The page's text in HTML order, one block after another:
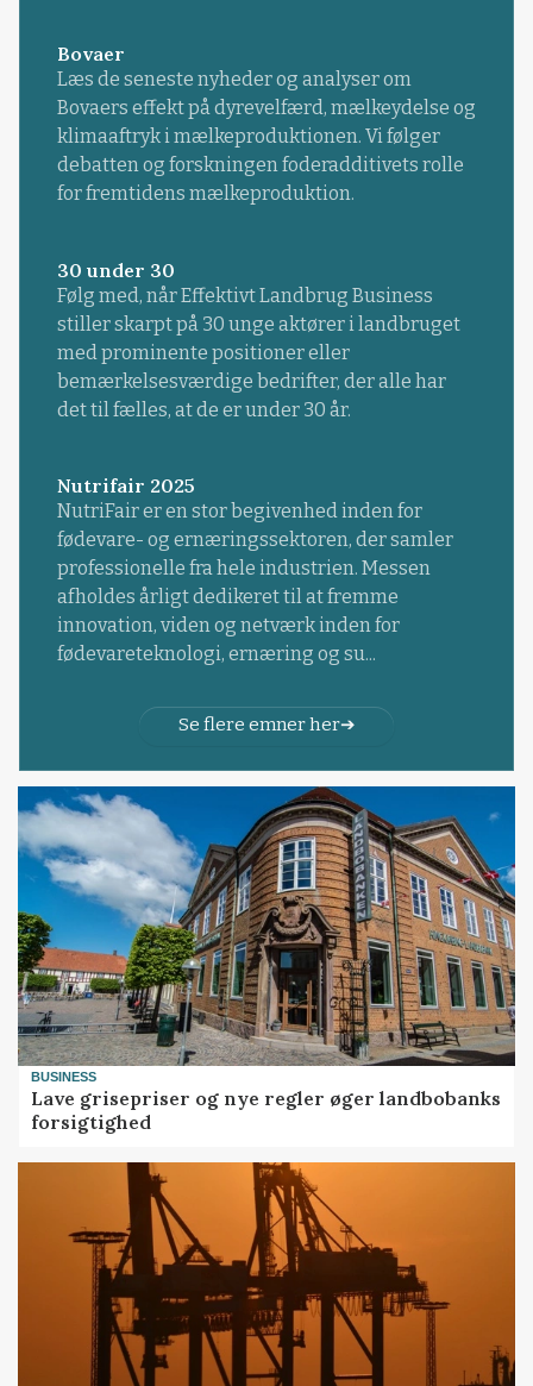
Bovaer
Læs de seneste nyheder og analyser om
Bovaers effekt på dyrevelfærd, mælkeydelse og
klimaaftryk i mælkeproduktionen. Vi følger
debatten og forskningen foderadditivets rolle
for fremtidens mælkeproduktion.
30 under 30
Følg med, når Effektivt Landbrug Business
stiller skarpt på 30 unge aktører i landbruget
med prominente positioner eller
bemærkelsesværdige bedrifter, der alle har
det til fælles, at de er under 30 år.
Nutrifair 2025
NutriFair er en stor begivenhed inden for
fødevare- og ernæringssektoren, der samler
professionelle fra hele industrien. Messen
afholdes årligt dedikeret til at fremme
innovation, viden og netværk inden for
fødevareteknologi, ernæring og su...
Se flere emner her
BUSINESS
Lave grisepriser og nye regler øger landbobanks
forsigtighed